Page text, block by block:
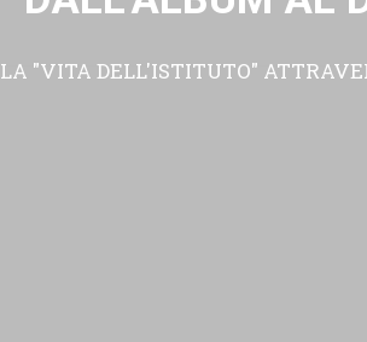
LA "VITA DELL'ISTITUTO"